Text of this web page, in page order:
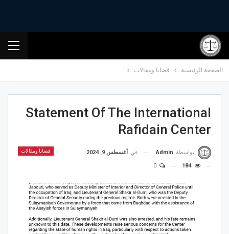
الصفحة الرئيسية قضايا ومقالات
Statement Of The International
Rafidain Center
قضايا ومقالات بواسطة Admin في أغسطس 9, 2024
184